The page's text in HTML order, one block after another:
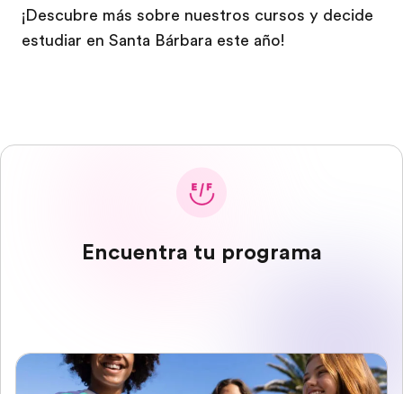
¡Descubre más sobre nuestros cursos y decide
estudiar en Santa Bárbara este año!
Encuentra tu programa